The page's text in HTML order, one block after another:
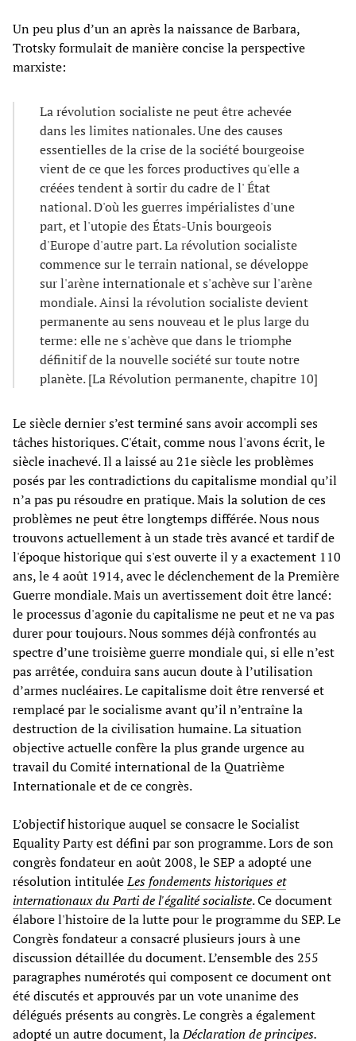
Un peu plus d’un an après la naissance de Barbara,
Trotsky formulait de manière concise la perspective
marxiste:
La révolution socialiste ne peut être achevée
dans les limites nationales. Une des causes
essentielles de la crise de la société bourgeoise
vient de ce que les forces productives qu'elle a
créées tendent à sortir du cadre de l' État
national. D'où les guerres impérialistes d'une
part, et l'utopie des États-Unis bourgeois
d'Europe d'autre part. La révolution socialiste
commence sur le terrain national, se développe
sur l'arène internationale et s'achève sur l'arène
mondiale. Ainsi la révolution socialiste devient
permanente au sens nouveau et le plus large du
terme: elle ne s'achève que dans le triomphe
définitif de la nouvelle société sur toute notre
planète. [La Révolution permanente, chapitre 10]
Le siècle dernier s’est terminé sans avoir accompli ses
tâches historiques. C'était, comme nous l'avons écrit, le
siècle inachevé. Il a laissé au 21e siècle les problèmes
posés par les contradictions du capitalisme mondial qu’il
n’a pas pu résoudre en pratique. Mais la solution de ces
problèmes ne peut être longtemps différée. Nous nous
trouvons actuellement à un stade très avancé et tardif de
l'époque historique qui s'est ouverte il y a exactement 110
ans, le 4 août 1914, avec le déclenchement de la Première
Guerre mondiale. Mais un avertissement doit être lancé:
le processus d'agonie du capitalisme ne peut et ne va pas
durer pour toujours. Nous sommes déjà confrontés au
spectre d’une troisième guerre mondiale qui, si elle n’est
pas arrêtée, conduira sans aucun doute à l’utilisation
d’armes nucléaires. Le capitalisme doit être renversé et
remplacé par le socialisme avant qu’il n’entraîne la
destruction de la civilisation humaine. La situation
objective actuelle confère la plus grande urgence au
travail du Comité international de la Quatrième
Internationale et de ce congrès.
L’objectif historique auquel se consacre le Socialist
Equality Party est défini par son programme. Lors de son
congrès fondateur en août 2008, le SEP a adopté une
résolution intituléeLes fondements historiques et
internationaux du Parti de l'égalité socialiste. Ce document
élabore l'histoire de la lutte pour le programme du SEP. Le
Congrès fondateur a consacré plusieurs jours à une
discussion détaillée du document. L’ensemble des 255
paragraphes numérotés qui composent ce document ont
été discutés et approuvés par un vote unanime des
délégués présents au congrès. Le congrès a également
adopté un autre document, laDéclaration de principes.